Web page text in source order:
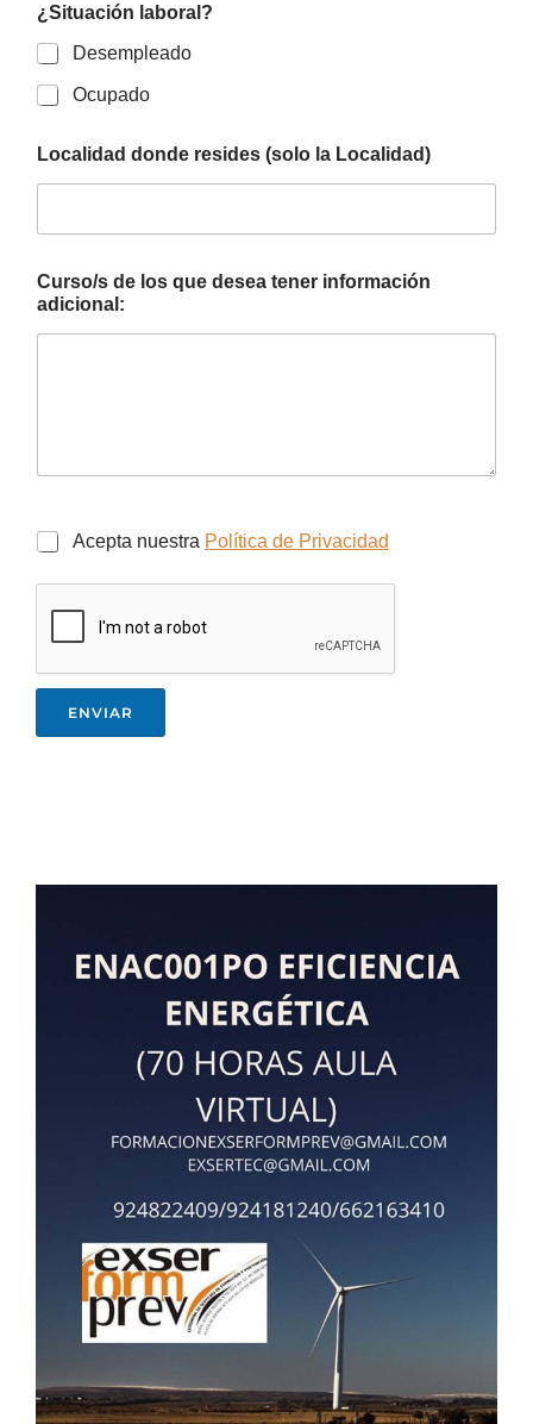
¿Situación laboral?
Desempleado
Ocupado
Localidad donde resides (solo la Localidad)
Curso/s de los que desea tener información
adicional:
Acepta nuestra Política de Privacidad
ENVIAR